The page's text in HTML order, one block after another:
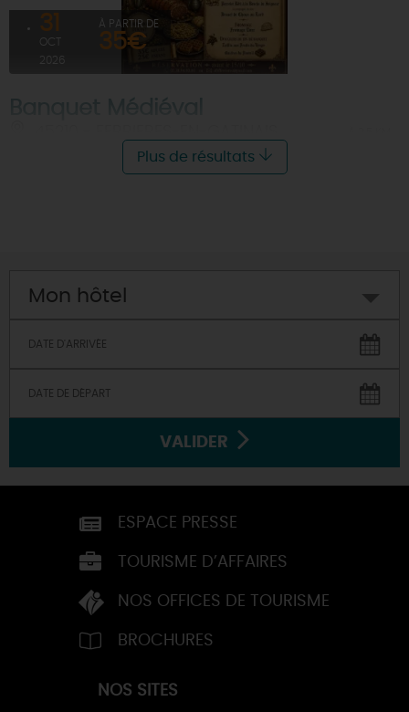
31
OCT
2026
À PARTIR DE
35€
Plus de résultats
Mon hôtel
VALIDER
ESPACE PRESSE
TOURISME D’AFFAIRES
NOS OFFICES DE TOURISME
BROCHURES
NOS SITES